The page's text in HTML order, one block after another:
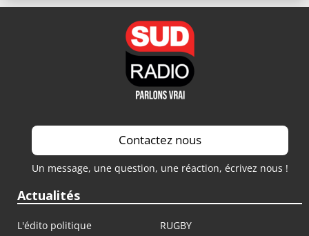
Contactez nous
Un message, une question, une réaction, écrivez nous !
Actualités
L'édito politique
RUGBY